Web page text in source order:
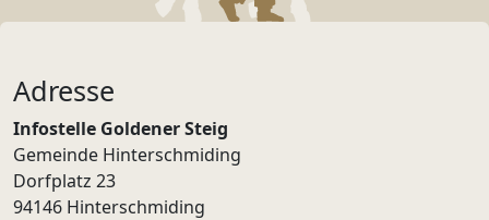
Adresse
Infostelle Goldener Steig
Gemeinde Hinterschmiding
Dorfplatz 23
94146 Hinterschmiding